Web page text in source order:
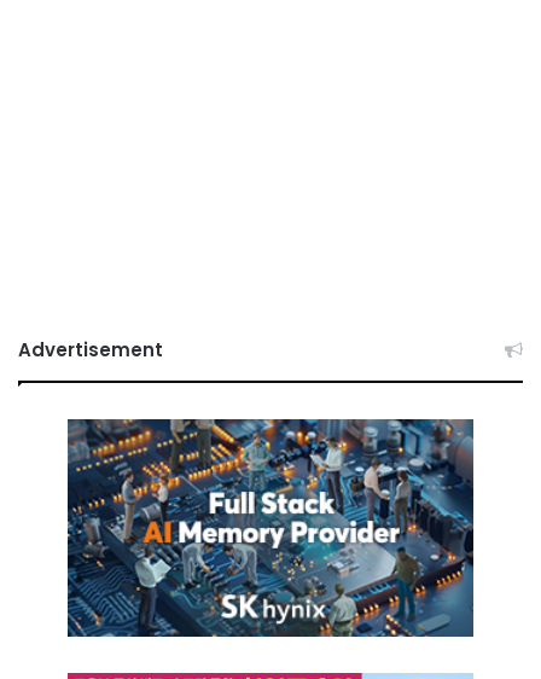
Advertisement